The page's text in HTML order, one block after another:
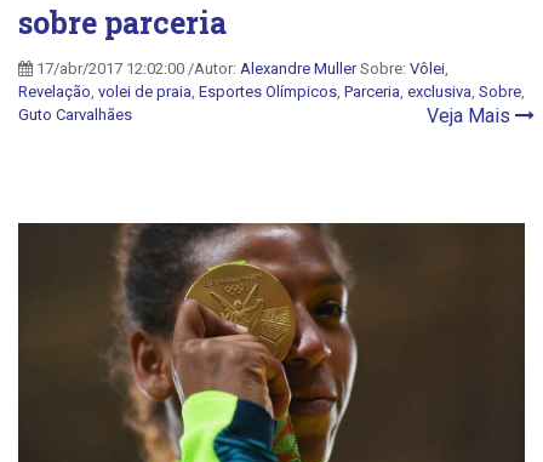
sobre parceria
17/abr/2017 12:02:00 /Autor: Alexandre MullerSobre: Vôlei
Revelação volei de praia Esportes Olímpicos Parceria exclusiva Sobre
Guto Carvalhães
Veja Mais